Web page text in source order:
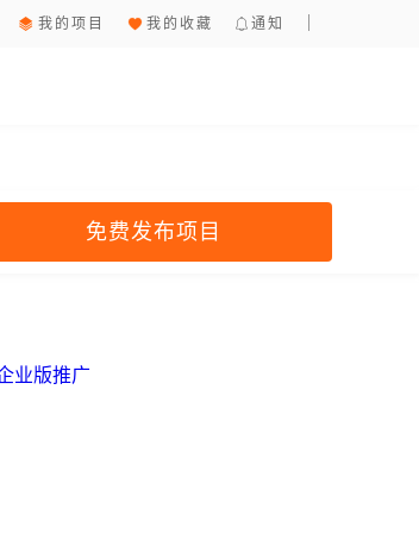
我的项目 我的收藏 通知
免费发布项目